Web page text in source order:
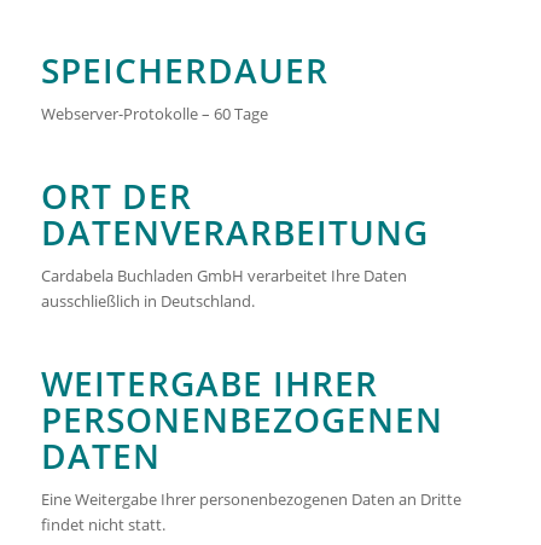
SPEICHERDAUER
Webserver-Protokolle – 60 Tage
ORT DER
DATENVERARBEITUNG
Cardabela Buchladen GmbH verarbeitet Ihre Daten
ausschließlich in Deutschland.
WEITERGABE IHRER
PERSONENBEZOGENEN
DATEN
Eine Weitergabe Ihrer personenbezogenen Daten an Dritte
findet nicht statt.